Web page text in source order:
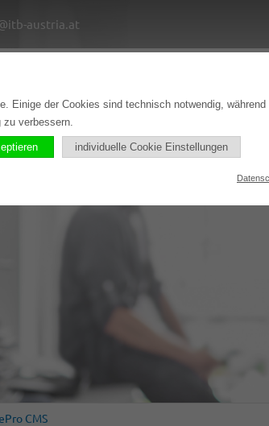
austria.at
CMS
Einige der Cookies sind technisch notwendig, während
zu verbessern.
individuelle Cookie Einstellungen